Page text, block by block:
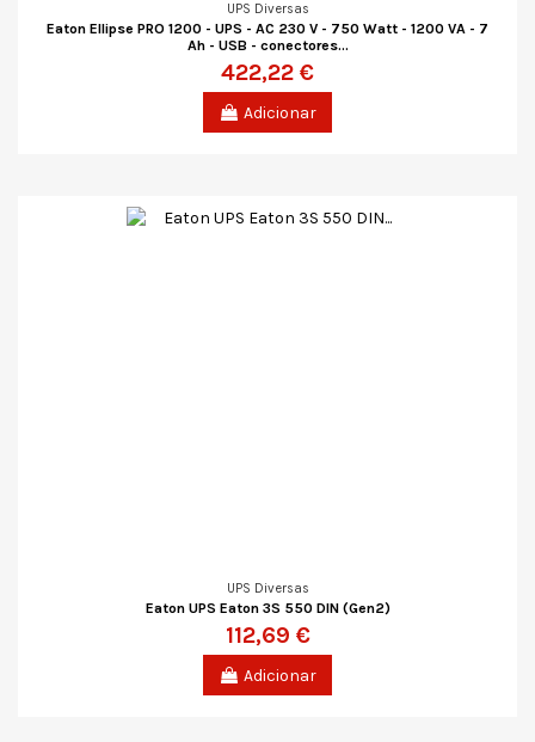
UPS Diversas
Eaton Ellipse PRO 1200 - UPS - AC 230 V - 750 Watt - 1200 VA - 7
Ah - USB - conectores...
422,22 €
Adicionar
UPS Diversas
Eaton UPS Eaton 3S 550 DIN (Gen2)
112,69 €
Adicionar